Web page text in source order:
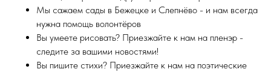
Мы сажаем сады в Бежецке и Слепнёво - и нам всегда
нужна помощь волонтёров
Вы умеете рисовать? Приезжайте к нам на пленэр -
следите за вашими новостями!
Вы пишите стихи? Приезжайте к нам на поэтические